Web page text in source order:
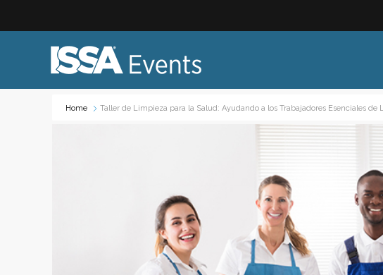
Leadership & Management
Diversity, Equity, and Inclusion
Event Type:
Networking Events
On-site Training
Professional
Trade Shows
Virtual Training
Home Taller de Limpieza para la Salud: Ayudando a los Trabajadores Esenciales